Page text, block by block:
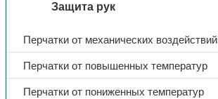
Защита рук
Перчатки от механических воздействий
Перчатки от повышенных температур
Перчатки от пониженных температур